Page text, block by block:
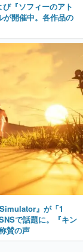
び『ソフィーのアト
が開催中。各作品の
』が「1
で話題に。『キン
賛の声